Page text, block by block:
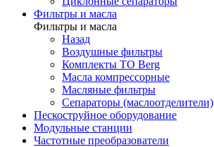
Фильтры и масла
Фильтры и масла
Назад
Воздушные фильтры
Комплекты ТО Berg
Масла компрессорные
Масляные фильтры
Сепараторы (маслоотделители)
Пескоструйное оборудование
Модульные станции
Частотные преобразователи